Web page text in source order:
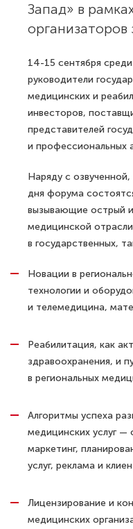
Запад» в
организаторов
14-15 сентября
руководители
медицинских и
инвесторов,
представителей
и профессиональных
Наряду с
дня форума
вызывающие острый
медицинской
в государственных,
Новации в
технологии и
и телемедицина,
Реабилитация, как
здравоохранения, и
в региональных
Алгоритмы успеха
медицинских услуг —
маркетинг,
услуг, реклама и
Лицензирование и
медицинских